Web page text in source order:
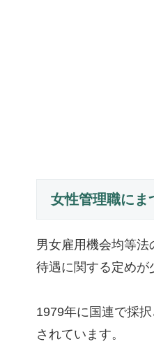
女性管理職にま
男女雇用機会均等
待遇に関する定めが
1979年に国連で採
されています。